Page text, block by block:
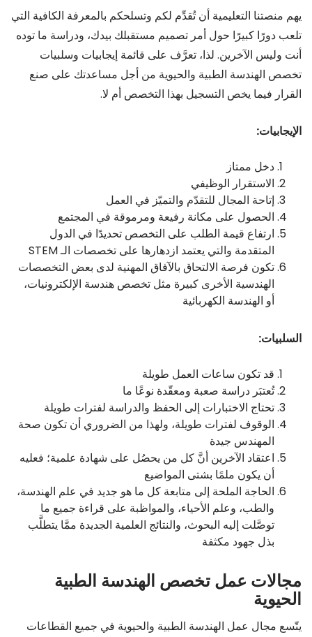
يهم منصتنا التعليمية أن تُقدِّم لكم وتسلحكم بالمعرفة الكافية التي
تلعب دورًا كبيرًا حول أمر تصميم مستقبلك بيدك، ودراسة ما توده
أنت وليس الآخرين. لذا، تعرَّف على قائمة إيجابيات وسلبيات
تخصص الهندسة الطبية والحيوية من أجل مساعدتك على صنع
القرار فيما يخص التسجيل بهذا التخصص أم لا.
الإيجابيات:
دخل ممتاز
الاستقرار الوظيفي
إتاحة المجال للتقدّم والتميّز في العمل
الحصول على مكانة رفيعة ومرموقة في المجتمع
ارتفاع قيمة الطلب على التخصص تحديدًا في الدول
المتقدمة والتي يعتمد ازدهارها على تخصصات الـ STEM
تكون فرصة الالتحاق بالآفاق المهنية لدى بعض التخصصات
الهندسية الأخرى كبيرة مثل تخصص هندسة الإلكترونيات،
أو الهندسة الكهربائية
السلبيات:
قد تكون ساعات العمل طويلة
تُعتبَر دراسة صعبة ومعقّدة نوعًا ما
تحتاج الاختبارات إلى الحفظ والدراسة لفترات طويلة
الوقوف لفترات طويلة، ولهذا من الضروري أن تكون صحة
المهندس جيدة
اعتقاد الآخرين أنَّ كل من يحصُل على شهادة علمية؛ فعليه
أن يكون ملمًا بشتى المواضيع
الحاجة الملحة إلى متابعة كل ما هو جديد في علم الهندسة،
والطب، وعلم الأحياء، والمواظبة على قراءة جميع ما
توصَّلت إليه البحوث، والنتائج العلمية الجديدة ممَّا يتطلَّب
بذل جهود مكثفة
مجالات عمل تخصص الهندسة الطبية
الحيوية
يتّسع مجال عمل الهندسة الطبية والحيوية في جميع القطاعات